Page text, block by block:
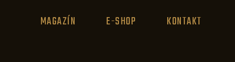
MAGAZÍN E-SHOP KONTAKT